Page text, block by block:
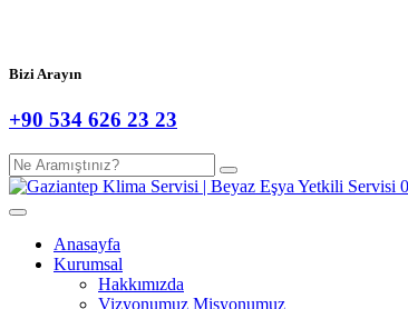
Bizi Arayın
+90 534 626 23 23
Anasayfa
Kurumsal
Hakkımızda
Vizyonumuz Misyonumuz